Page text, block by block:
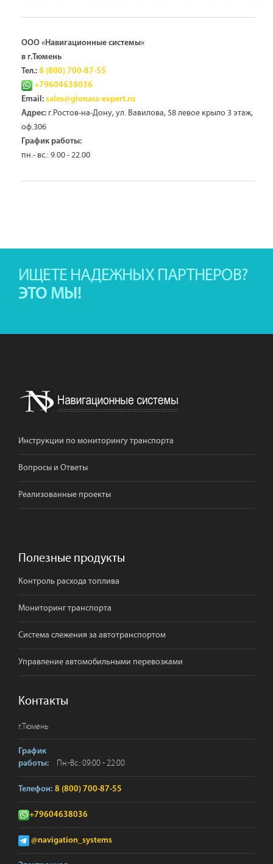
ООО «Навигационные системы»
в г.Тюмень
Тел.: 8 (800) 700-87-55
+79604638036
Email: sales@glonass-expert.ru
Адрес: г.Ростов-на-Дону, ул. Вавилова, 58 левое крыло 3 этаж,
оф.306
График работы:
пн.- вс.: 9.00 - 22.00
ИЩЕТЕ НАДЕЖНЫХ ПАРТНЕРОВ?
ЭТО МЫ!
Инструкции по мониторингу транспорта
Вопросы и Ответы
Реализованные проекты
Полезные продукты
Контроль расхода топлива
Мониторинг транспорта
Система слежения за автотранспортом
Управление автомобильными перевозками
Контакты
г.Тюмень
График
работы:
Пн.-Вс.: 09:00 - 22:00
Телефон: 8 (800) 700-87-55
+79604638036
@navigation_systems